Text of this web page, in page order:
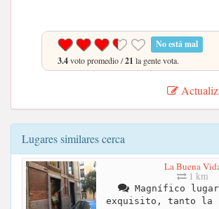
No está mal
3.4voto promedio /21 la gente vota.
Lugares similares cerca
La Buena
1 km
Magnífico
exquisito, tanto la